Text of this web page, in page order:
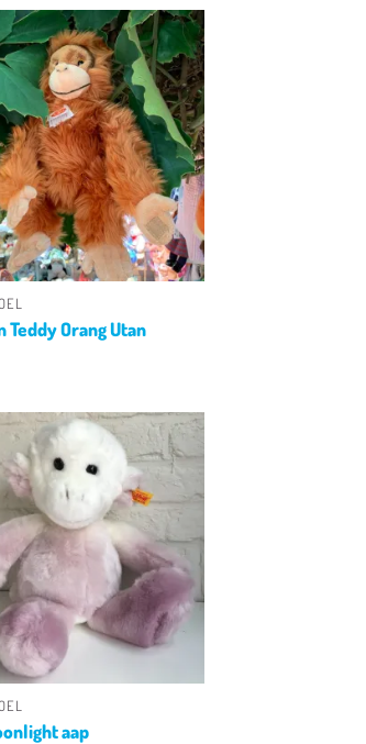
Toevoegen
aan
verlanglijst
Teddy Orang Utan
Toevoegen
aan
verlanglijst
aap